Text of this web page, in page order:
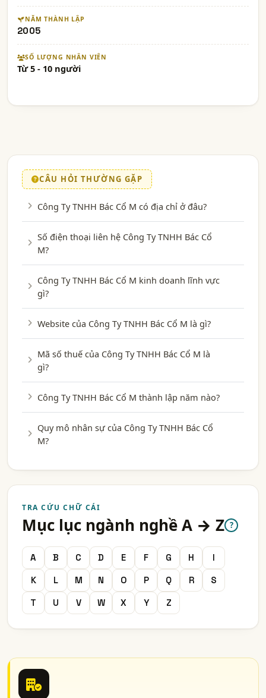
NĂM THÀNH LẬP
2005
SỐ LƯỢNG NHÂN VIÊN
Từ 5 - 10 người
CÂU HỎI THƯỜNG GẶP
Công Ty TNHH Bác Cổ M có địa chỉ ở đâu?
Số điện thoại liên hệ Công Ty TNHH Bác Cổ
M?
Công Ty TNHH Bác Cổ M kinh doanh lĩnh vực
gì?
Website của Công Ty TNHH Bác Cổ M là gì?
Mã số thuế của Công Ty TNHH Bác Cổ M là
gì?
Công Ty TNHH Bác Cổ M thành lập năm nào?
Quy mô nhân sự của Công Ty TNHH Bác Cổ
M?
TRA CỨU CHỮ CÁI
Mục lục ngành nghề A → Z ?
A B C D E F G H
I
K
L M N O P Q R
S
T
U V W X Y Z